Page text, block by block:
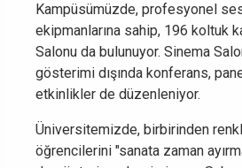
Kampüsümüzde, profesyonel
ekipmanlarına sahip, 196 koltuk
Salonu da bulunuyor. Sinema
gösterimi dışında konferans,
etkinlikler de düzenleniyor.
Üniversitemizde, birbirinden
öğrencilerini "sanata zaman